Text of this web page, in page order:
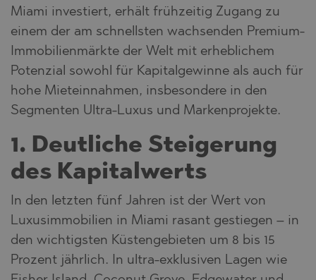
Miami investiert, erhält frühzeitig Zugang zu
einem der am schnellsten wachsenden Premium-
Immobilienmärkte der Welt mit erheblichem
Potenzial sowohl für Kapitalgewinne als auch für
hohe Mieteinnahmen, insbesondere in den
Segmenten Ultra-Luxus und Markenprojekte.
1. Deutliche Steigerung
des Kapitalwerts
In den letzten fünf Jahren ist der Wert von
Luxusimmobilien in Miami rasant gestiegen – in
den wichtigsten Küstengebieten um 8 bis 15
Prozent jährlich. In ultra-exklusiven Lagen wie